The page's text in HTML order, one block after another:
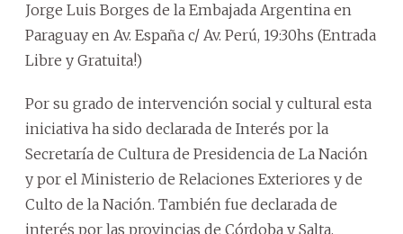
Jorge Luis Borges de la Embajada Argentina en
Paraguay en Av. España c/ Av. Perú, 19:30hs (Entrada
Libre y Gratuita!)
Por su grado de intervención social y cultural esta
iniciativa ha sido declarada de Interés por la
Secretaría de Cultura de Presidencia de La Nación
y por el Ministerio de Relaciones Exteriores y de
Culto de la Nación. También fue declarada de
interés por las provincias de Córdoba y Salta.